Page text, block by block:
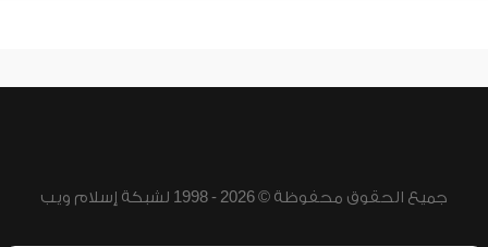
جميع الحقوق محفوظة © 2026 - 1998 لشبكة إسلام ويب